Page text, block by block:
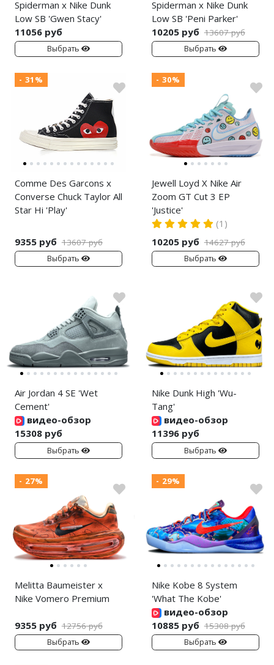
Spiderman x Nike Dunk
Low SB 'Gwen Stacy'
11056 руб
Выбрать
Spiderman x Nike Dunk
Low SB 'Peni Parker'
10205 руб 13607 руб
Выбрать
- 31%
Comme Des Garcons x
Converse Chuck Taylor All
Star Hi 'Play'
9355 руб 13607 руб
Выбрать
- 30%
Jewell Loyd X Nike Air
Zoom GT Cut 3 EP
'Justice'
(1)
10205 руб 14627 руб
Выбрать
Air Jordan 4 SE 'Wet
Cement'
видео-обзор
15308 руб
Выбрать
Nike Dunk High 'Wu-
Tang'
видео-обзор
11396 руб
Выбрать
- 27%
Melitta Baumeister x
Nike Vomero Premium
9355 руб 12756 руб
Выбрать
- 29%
Nike Kobe 8 System
'What The Kobe'
видео-обзор
10885 руб 15308 руб
Выбрать